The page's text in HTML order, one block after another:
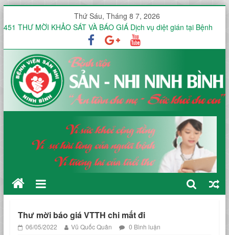
Thứ Sáu, Tháng 8 7, 2026
451 THƯ MỜI KHẢO SÁT VÀ BÁO GIÁ Dịch vụ diệt gián tại Bệnh
viện Sản -Nhi tỉnh Ninh Bình trong 12 tháng
Thư mời báo giá V/v mua sắm, lắp đặt hệ thống mạng không dây
(WiFi) nội bộ trong toàn viện phục vụ triển khai hồ sơ bệnh án điện
tử (EMR)
Công văn V/v báo giá Thuê dịch vụ chứng thực chữ ký số
KHOA ĐIỀU TRỊ YÊU CẦU HƯỞNG ỨNG TUẦN LỄ THẾ GIỚI NUÔI
CON BẰNG SỮA MẸ NĂM 2026
KHOA SẢN THƯỜNG HƯỞNG ỨNG TUẦN LỄ THẾ GIỚI NUÔI CON
BẰNG SỮA MẸ NĂM 2026
Thư mời báo giá VTTH chi mất đi
06/05/2022 Vũ Quốc Quân 0 Bình luận